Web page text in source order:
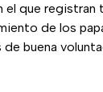
el que registran
de los
buena